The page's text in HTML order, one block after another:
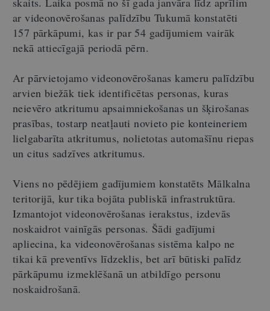
ar videonovērošanas palīdzību Tukumā konstatēti
157 pārkāpumi, kas ir par 54 gadījumiem vairāk
nekā attiecīgajā periodā pērn.
Ar pārvietojamo videonovērošanas kameru palīdzību
arvien biežāk tiek identificētas personas, kuras
neievēro atkritumu apsaimniekošanas un šķirošanas
prasības, tostarp neatļauti novieto pie konteineriem
lielgabarīta atkritumus, nolietotas automašīnu riepas
un citus sadzīves atkritumus.
Viens no pēdējiem gadījumiem konstatēts Mālkalna
teritorijā, kur tika bojāta publiskā infrastruktūra.
Izmantojot videonovērošanas ierakstus, izdevās
noskaidrot vainīgās personas. Šādi gadījumi
apliecina, ka videonovērošanas sistēma kalpo ne
tikai kā preventīvs līdzeklis, bet arī būtiski palīdz
pārkāpumu izmeklēšanā un atbildīgo personu
noskaidrošanā.